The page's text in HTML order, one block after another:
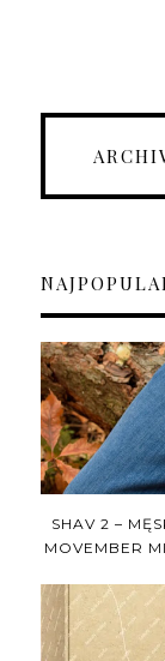
SHAV 2 –
MOVEMBER